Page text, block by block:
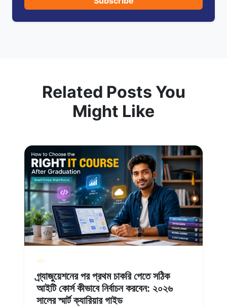
Related Posts You
Might Like
গ্র্যাজুয়েশনের পর প্রথম চাকরি পেতে সঠিক
আইটি কোর্স কীভাবে নির্বাচন করবেন: ২০২৬
সালের স্মার্ট ক্যারিয়ার গাইড